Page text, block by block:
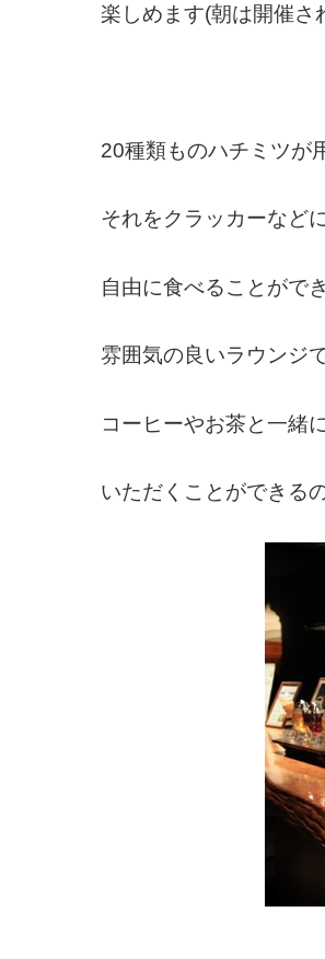
楽しめます(朝は開催さ
20種類ものハチミツが
それをクラッカーなど
自由に食べることがで
雰囲気の良いラウンジで
コーヒーやお茶と一緒
いただくことができる